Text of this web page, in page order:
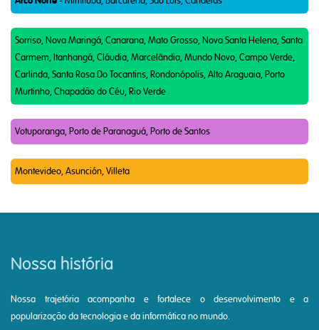
Sorriso, Nova Maringá, Canarana, Mato Grosso, Nova Santa Helena, Santa
Carmem, Itanhangá, Cláudia, Marcelândia, Mundo Novo, Campo Verde,
Carlinda, Santa Rosa Do Tocantins, Rondonópolis, Alto Araguaia, Porto
Murtinho, Chapadão do Céu, Rio Verde
Votuporanga, Porto de Paranaguá, Porto de Santos
Montevideo, Asunción, Villeta
Nossa história
Nossa trajetória acompanha e fortalece o desenvolvimento e a
popularização da tecnologia e da informática no mundo.